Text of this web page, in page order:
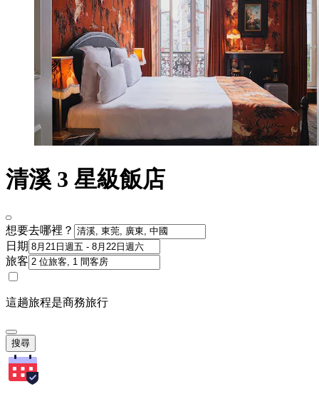
清溪 3 星級飯店
想要去哪裡？
日期
旅客
這趟旅程是商務旅行
搜尋